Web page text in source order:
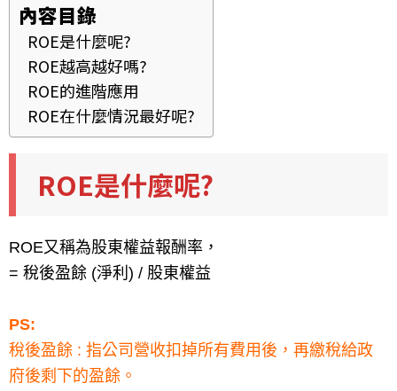
內容目錄
ROE是什麼呢?
ROE越高越好嗎?
ROE的進階應用
ROE在什麼情況最好呢?
ROE是什麼呢?
ROE又稱為股東權益報酬率，
= 稅後盈餘 (淨利) / 股東權益
PS:
稅後盈餘 : 指公司營收扣掉所有費用後，再繳稅給政
府後剩下的盈餘。